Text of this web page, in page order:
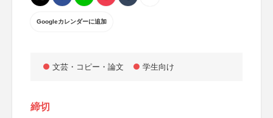
Googleカレンダーに追加
文芸・コピー・論文 学生向け
締切